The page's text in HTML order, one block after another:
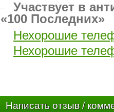
–
Участвует в
«100 Последних»
Нехорошие
Нехорошие
Написать отзыв /